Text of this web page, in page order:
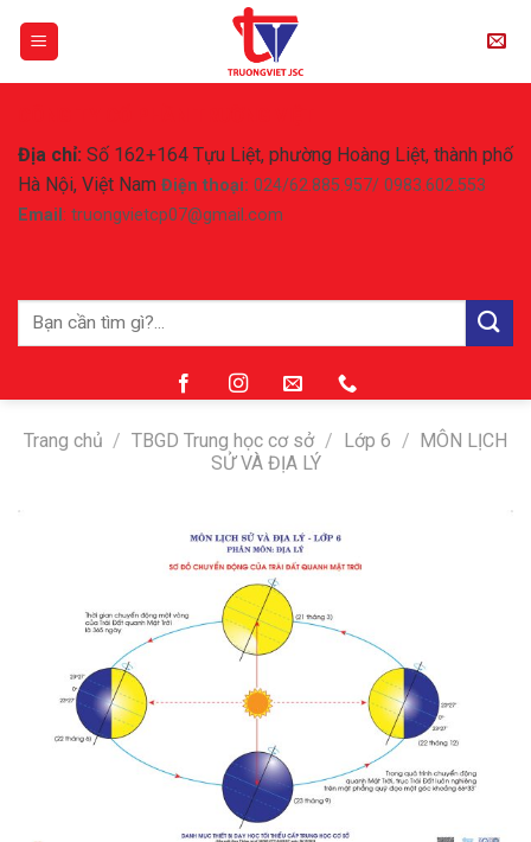
Địa chỉ: Số 162+164 Tựu Liệt, phường Hoàng Liệt, thành phố
Hà Nội, Việt Nam Điện thoại: 024/62.885.957/ 0983.602.553
Email : truongvietcp07@gmail.com
Tìm
Trang chủ / TBGD Trung học cơ sở / Lớp 6 /
MÔN LỊCH
SỬ VÀ ĐỊA LÝ